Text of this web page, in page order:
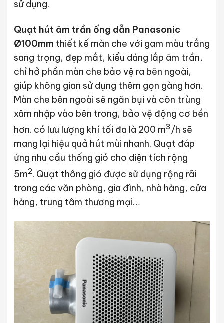
sử dụng.
Quạt hút âm trần ống dẫn Panasonic
Ø100mm thiết kế màn che với gam màu trắng
sang trọng, đẹp mắt, kiểu dáng lắp âm trần,
chỉ hở phần màn che bảo vệ ra bên ngoài,
giúp không gian sử dụng thêm gọn gàng hơn.
Màn che bên ngoài sẽ ngăn bụi và côn trùng
xâm nhập vào bên trong, bảo vệ động cơ bền
hơn. có lưu lượng khí tối đa là 200 m3 /h sẽ
mang lại hiệu quả hút mùi nhanh. Quạt đáp
ứng nhu cầu thống gió cho diện tích rộng
5m2. Quạt thông gió được sử dụng rộng rãi
trong các văn phòng, gia đình, nhà hàng, cửa
hàng, trung tâm thương mại…